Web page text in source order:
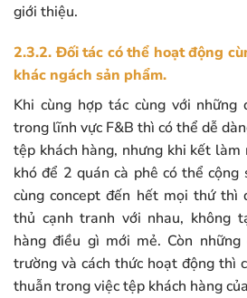
giới thiệu.
2.3.2. Đối tác có thể hoạt động
khác ngách sản phẩm.
Khi cùng hợp tác cùng với những
trong lĩnh vực F&B thì có thể dễ
tệp khách hàng, nhưng khi kết
khó để 2 quán cà phê có thể cộng
cùng concept đến hết mọi thứ thì
thủ cạnh tranh với nhau, không
hàng điều gì mới mẻ. Còn
trường và cách thức hoạt động thì
thuẫn trong việc tệp khách hàng